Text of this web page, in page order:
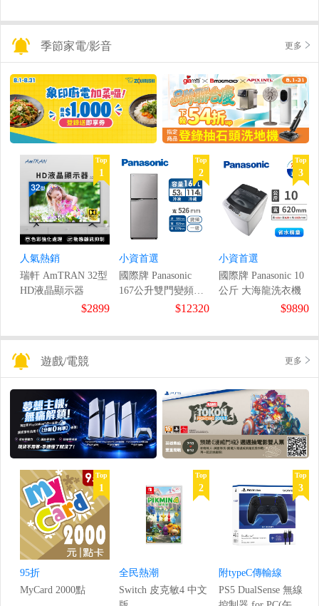
季節家電/影音 更多
Top
1
人氣熱銷
瑞軒 AmTRAN 32型
HD液晶顯示器
$2899
Top
2
小資首選
國際牌 Panasonic
167公升雙門變頻冰
$12320
Top
3
小資首選
國際牌 Panasonic 10
公斤 大海龍洗衣機
$9890
遊戲/電競 更多
Top
1
95折
MyCard 2000點
Top
2
全民熱潮
Switch 皮克敏4 中文
Top
3
附typeC傳輸線
PS5 DualSense 無線